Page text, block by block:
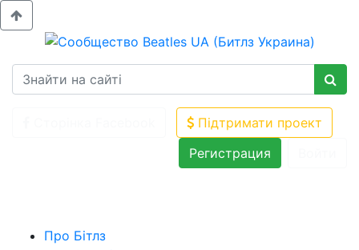
Підтримати проект
Регистрация
Про Бітлз